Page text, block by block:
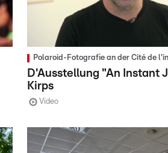
Polaroid-Fotografie an der Cité de
D'Ausstellung "An Instant
Kirps
Video